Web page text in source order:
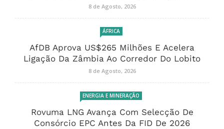
8 de Agosto, 2026
ÁFRICA
AfDB Aprova US$265 Milhões E Acelera
Ligação Da Zâmbia Ao Corredor Do Lobito
8 de Agosto, 2026
ENERGIA E MINERAÇÃO
Rovuma LNG Avança Com Selecção De
Consórcio EPC Antes Da FID De 2026